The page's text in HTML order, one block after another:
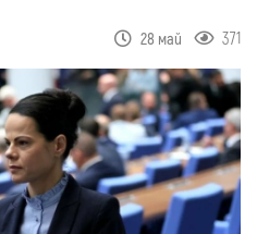
28 май 371